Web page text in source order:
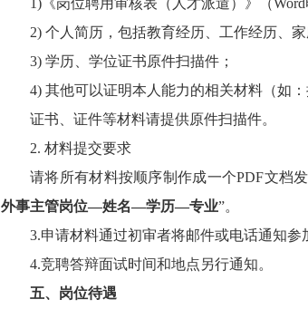
1) 《岗位聘用审核表（人才派遣）》（Word
2) 个人简历，包括教育经历、工作经历、
3) 学历、学位证书原件扫描件；
4) 其他可以证明本人能力的相关材料（如
证书、证件等材料请提供原件扫描件。
2. 材料提交要求
请将所有材料按顺序制作成一个PDF文档
外事主管岗位—姓名—学历—专业”。
3.申请材料通过初审者将邮件或电话通知参
4.竞聘答辩面试时间和地点另行通知。
五、岗位待遇